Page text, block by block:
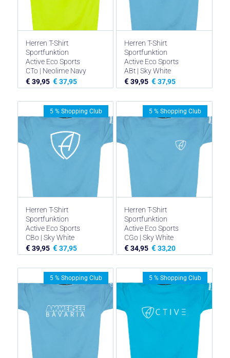
Herren T-Shirt
Sportfunktion
Active Eco Sports
CTo | Neolime Navy
€ 39,95 € 37,95
Herren T-Shirt
Sportfunktion
Active Eco Sports
ABt | Sky White
€ 39,95 € 37,95
Herren T-Shirt
Sportfunktion
Active Eco Sports
CBo | Sky White
€ 39,95 € 37,95
5 % Shopping Club
Herren T-Shirt
Sportfunktion
Active Eco Sports
CGo | Sky White
€ 34,95 € 33,20
5 % Shopping Club
5 % Shopping Club 5 % Shopping Club